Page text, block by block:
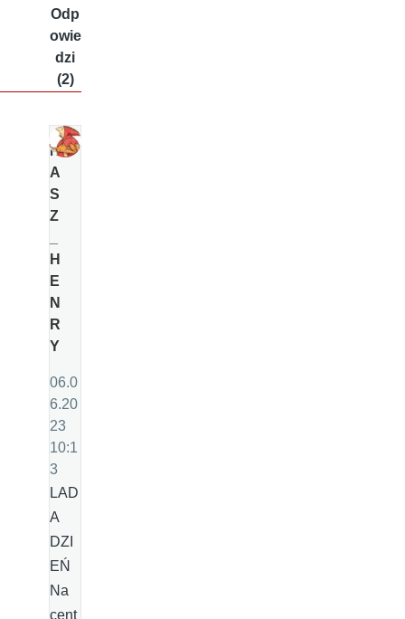
Odp
owie
dzi
(2)
N
A
S
Z
H
E
N
R
Y
06.0
6.20
23
10:1
3
LAD
A
DZI
EŃ
Na
cent